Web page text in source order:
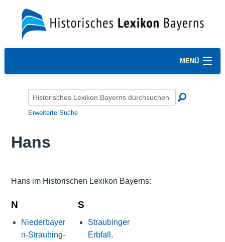
MENÜ
Erweiterte Suche
Hans
Hans im Historischen Lexikon Bayerns:
N
Niederbayer
n-Straubing-
S
Straubinger
Erbfall,